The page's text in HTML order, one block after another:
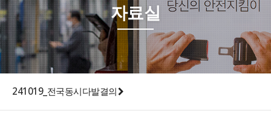
자료실
241019_전국동시다발결의